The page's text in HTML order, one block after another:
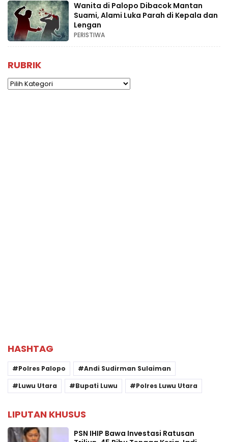
Wanita di Palopo Dibacok Mantan
Suami, Alami Luka Parah di Kepala dan
Lengan
PERISTIWA
RUBRIK
Rubrik
HASHTAG
Polres Palopo
Andi Sudirman Sulaiman
Luwu Utara
Bupati Luwu Polres Luwu Utara
LIPUTAN KHUSUS
PSN IHIP Bawa Investasi Ratusan